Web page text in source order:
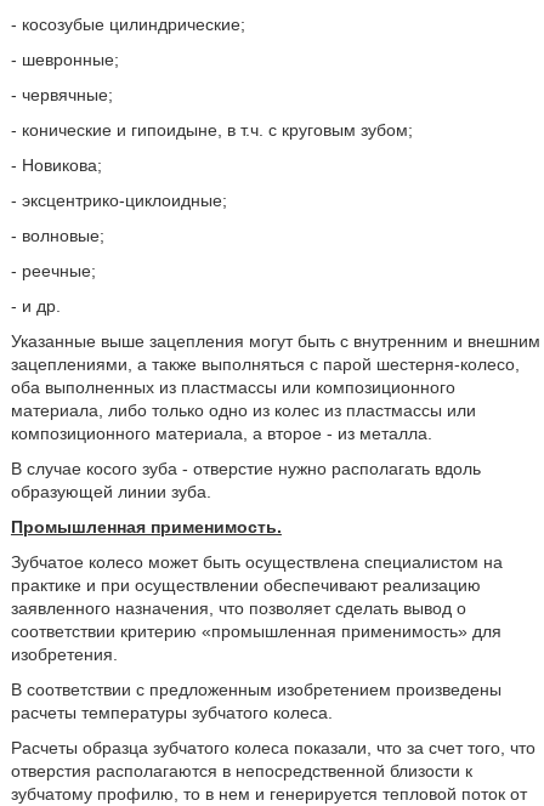
- косозубые цилиндрические;
- шевронные;
- червячные;
- конические и гипоидыне, в т.ч. с круговым зубом;
- Новикова;
- эксцентрико-циклоидные;
- волновые;
- реечные;
- и др.
Указанные выше зацепления могут быть с внутренним и внешним
зацеплениями, а также выполняться с парой шестерня-колесо,
оба выполненных из пластмассы или композиционного
материала, либо только одно из колес из пластмассы или
композиционного материала, а второе - из металла.
В случае косого зуба - отверстие нужно располагать вдоль
образующей линии зуба.
Промышленная применимость.
Зубчатое колесо может быть осуществлена специалистом на
практике и при осуществлении обеспечивают реализацию
заявленного назначения, что позволяет сделать вывод о
соответствии критерию «промышленная применимость» для
изобретения.
В соответствии с предложенным изобретением произведены
расчеты температуры зубчатого колеса.
Расчеты образца зубчатого колеса показали, что за счет того, что
отверстия располагаются в непосредственной близости к
зубчатому профилю, то в нем и генерируется тепловой поток от